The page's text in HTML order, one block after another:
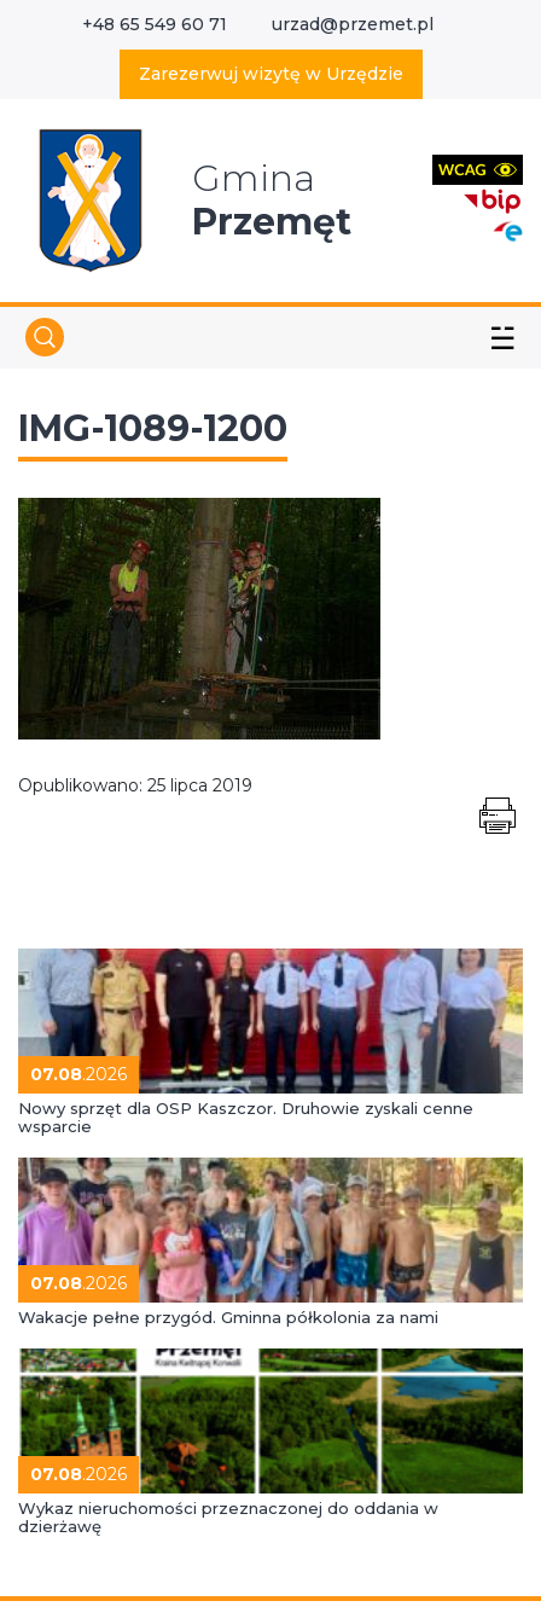
+48 65 549 60 71 urzad@przemet.pl
Zarezerwuj wizytę w Urzędzie
Gmina
Przemęt
☱
IMG-1089-1200
Opublikowano: 25 lipca 2019
07.08.2026
Nowy sprzęt dla OSP Kaszczor. Druhowie zyskali cenne
wsparcie
07.08.2026
Wakacje pełne przygód. Gminna półkolonia za nami
07.08.2026
Wykaz nieruchomości przeznaczonej do oddania w
dzierżawę
Wyszukaj w serwisie